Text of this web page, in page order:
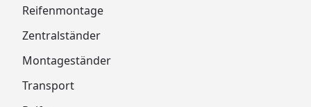
Reifenmontage
Zentralständer
Montageständer
Transport